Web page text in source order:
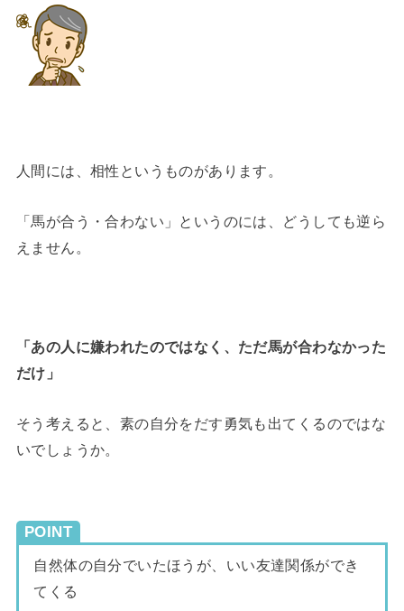
人間には、相性というものがあります。
「馬が合う・合わない」というのには、どうしても逆ら
えません。
「あの人に嫌われたのではなく、ただ馬が合わなかった
だけ」
そう考えると、素の自分をだす勇気も出てくるのではな
いでしょうか。
POINT
自然体の自分でいたほうが、いい友達関係ができ
てくる